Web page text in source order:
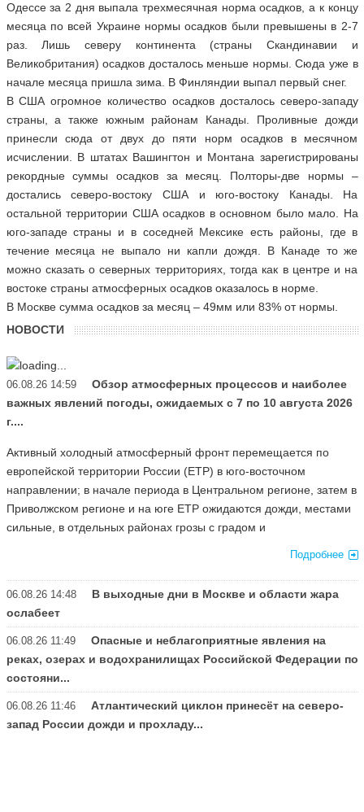
Одессе за 2 дня выпала трехмесячная норма осадков, а к концу
месяца по всей Украине нормы осадков были превышены в 2-7
раз. Лишь северу континента (страны Скандинавии и
Великобритания) осадков досталось меньше нормы. Сюда уже в
начале месяца пришла зима. В Финляндии выпал первый снег.
В США огромное количество осадков досталось северо-западу
страны, а также южным районам Канады. Проливные дожди
принесли сюда от двух до пяти норм осадков в месячном
исчислении. В штатах Вашингтон и Монтана зарегистрированы
рекордные суммы осадков за месяц. Полторы-две нормы –
достались северо-востоку США и юго-востоку Канады. На
остальной территории США осадков в основном было мало. На
юго-западе страны и в соседней Мексике есть районы, где в
течение месяца не выпало ни капли дождя. В Канаде то же
можно сказать о северных территориях, тогда как в центре и на
востоке страны атмосферных осадков оказалось в норме.
В Москве сумма осадков за месяц – 49мм или 83% от нормы.
НОВОСТИ
06.08.26 14:59
Обзор атмосферных процессов и наиболее
важных явлений погоды, ожидаемых с 7 по 10 августа 2026
г....
Активный холодный атмосферный фронт перемещается по
европейской территории России (ЕТР) в юго-восточном
направлении; в начале периода в Центральном регионе, затем в
Приволжском регионе и на юге ЕТР ожидаются дожди, местами
сильные, в отдельных районах грозы с градом и
Подробнее
06.08.26 14:48
В выходные дни в Москве и области жара
ослабеет
Подробнее
06.08.26 11:49
Опасные и неблагоприятные явления на
реках, озерах и водохранилищах Российской Федерации по
состояни...
06.08.26 11:46
Атлантический циклон принесёт на северо-
запад России дожди и прохладу...